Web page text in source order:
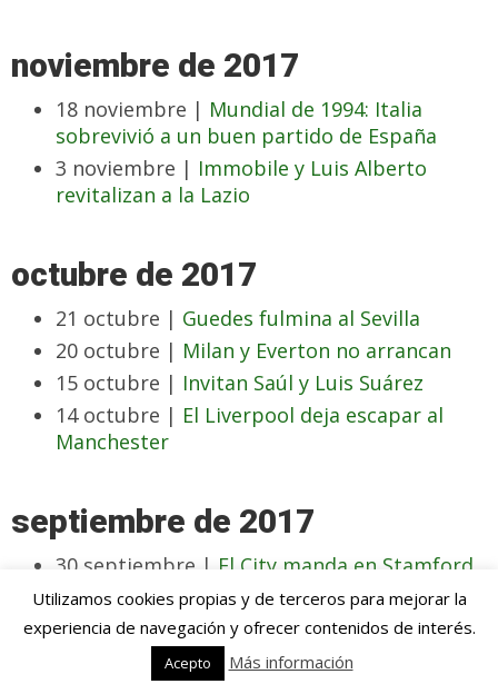
noviembre de 2017
18 noviembre | Mundial de 1994: Italia
sobrevivió a un buen partido de España
3 noviembre | Immobile y Luis Alberto
revitalizan a la Lazio
octubre de 2017
21 octubre | Guedes fulmina al Sevilla
20 octubre | Milan y Everton no arrancan
15 octubre | Invitan Saúl y Luis Suárez
14 octubre | El Liverpool deja escapar al
Manchester
septiembre de 2017
30 septiembre | El City manda en Stamford
Bridge
18 septiembre |Mayoral y Bale contra la
Utilizamos cookies propias y de terceros para mejorar la
experiencia de navegación y ofrecer contenidos de interés.
Acepto Más información